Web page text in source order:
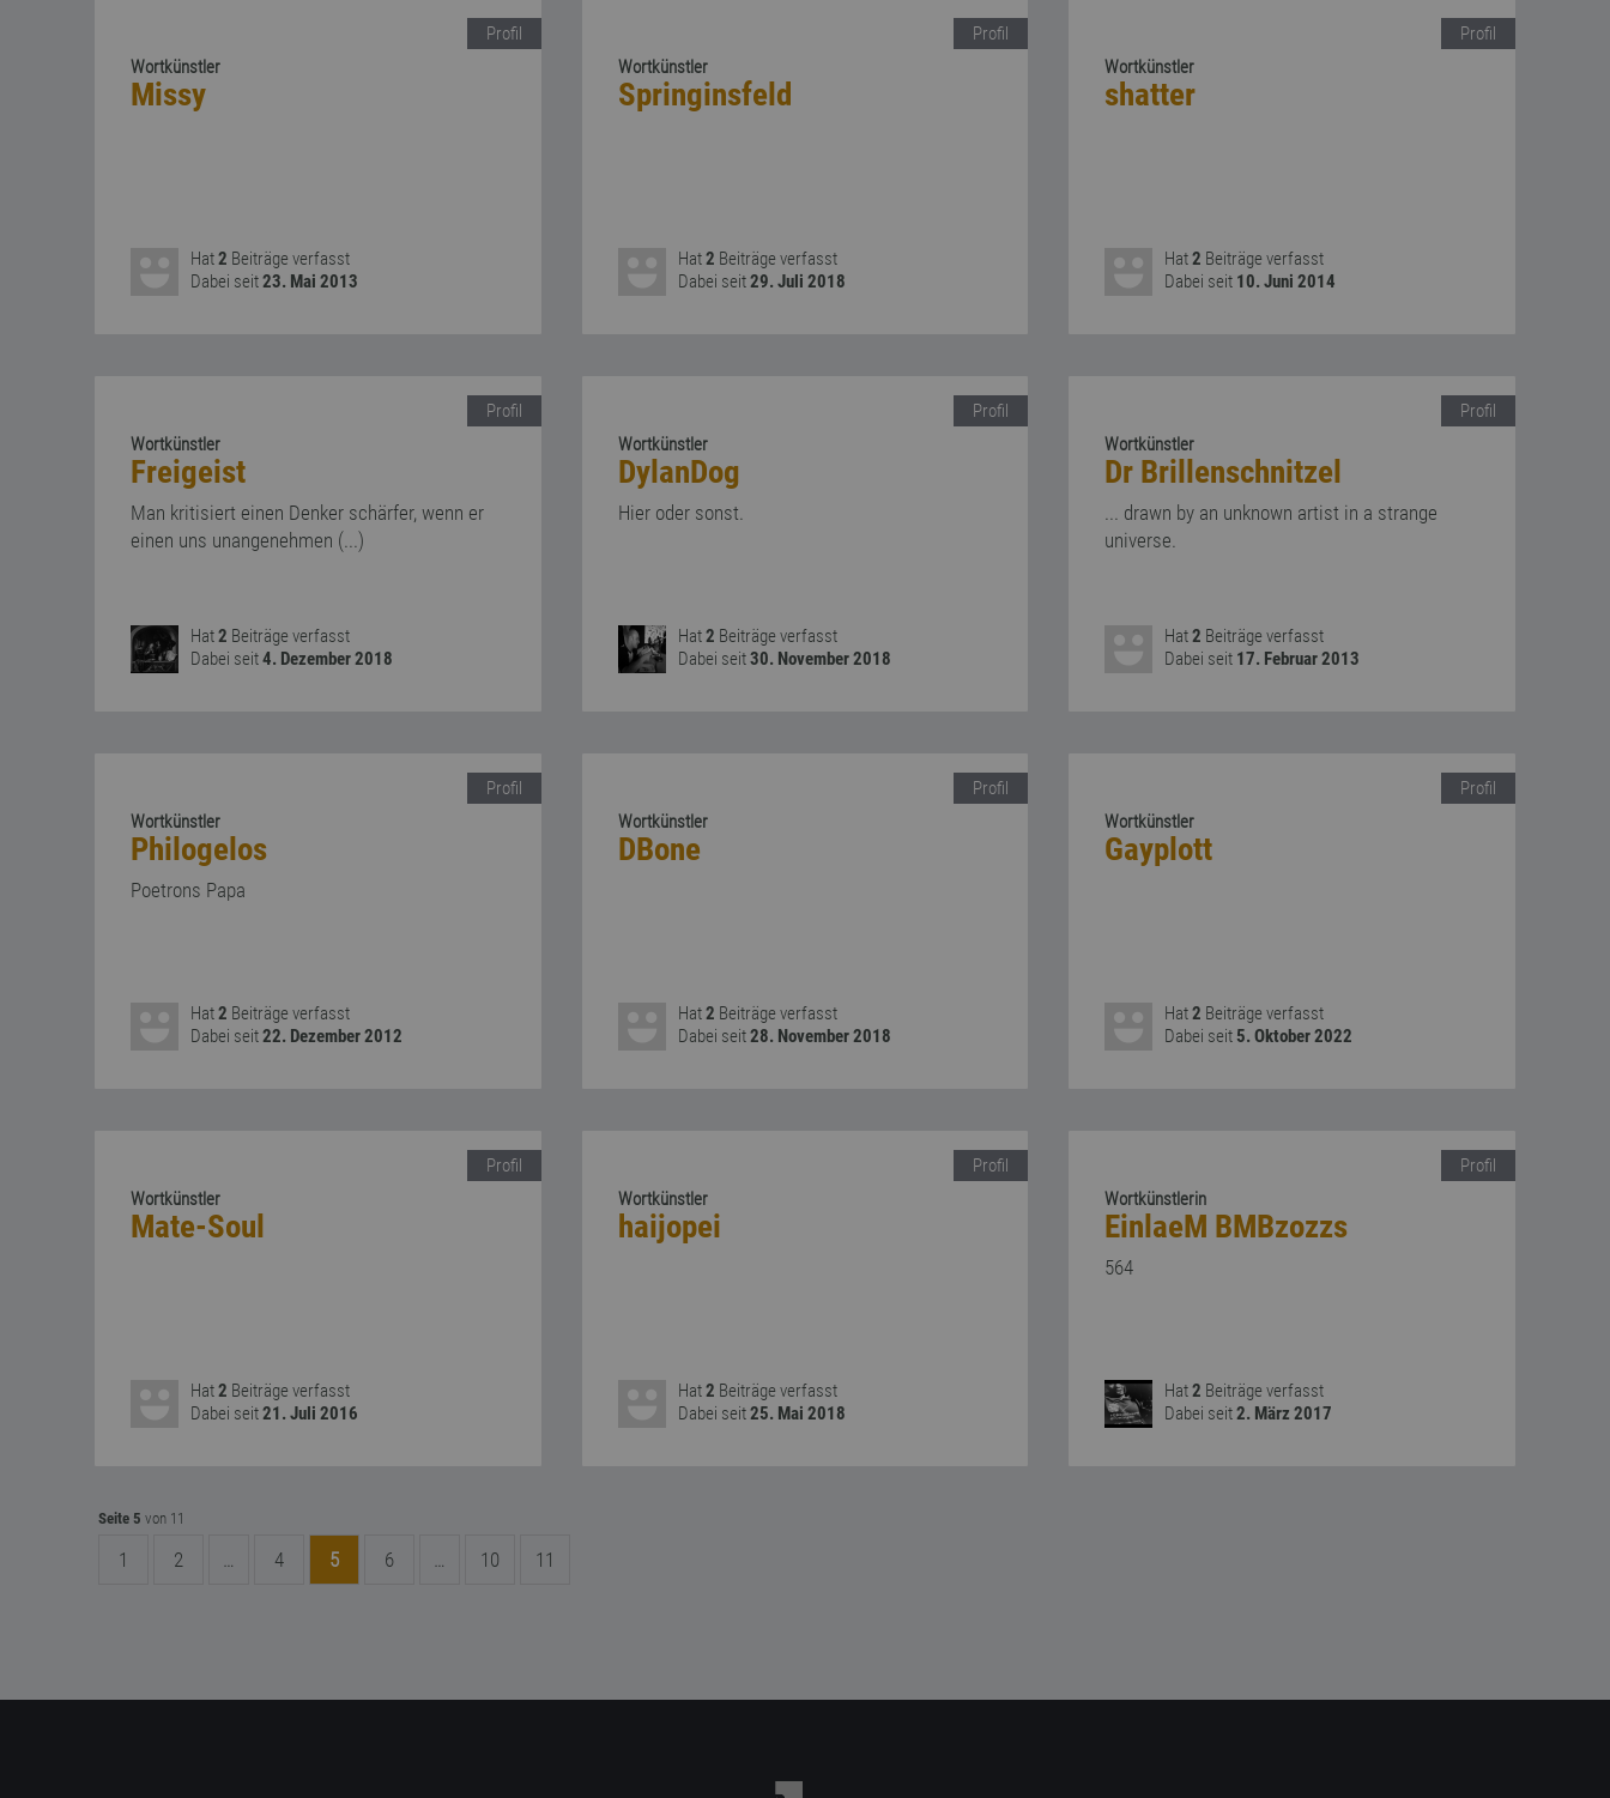
Profil
Wortkünstler
Missy
Hat2 Beiträge verfasst
Dabei seit23. Mai 2013
Profil
Wortkünstler
Springinsfeld
Hat2 Beiträge verfasst
Dabei seit29. Juli 2018
Profil
Wortkünstler
shatter
Hat2 Beiträge verfasst
Dabei seit 10. Juni 2014
Profil
Wortkünstler
Freigeist
Man kritisiert einen Denker schärfer, wenn er
einen uns unangenehmen (...)
Hat2 Beiträge verfasst
Dabei seit4. Dezember 2018
Profil
Wortkünstler
DylanDog
Hier oder sonst.
Hat2 Beiträge verfasst
Dabei seit30. November 2018
Profil
Wortkünstler
Dr Brillenschnitzel
... drawn by an unknown artist in a strange
universe.
Hat2 Beiträge verfasst
Dabei seit 17. Februar 2013
Profil
Wortkünstler
Philogelos
Poetrons Papa
Hat2 Beiträge verfasst
Dabei seit22. Dezember 2012
Profil
Wortkünstler
DBone
Hat2 Beiträge verfasst
Dabei seit28. November 2018
Profil
Wortkünstler
Gayplott
Hat2 Beiträge verfasst
Dabei seit 5. Oktober 2022
Profil
Wortkünstler
Mate-Soul
Hat2 Beiträge verfasst
Dabei seit21. Juli 2016
Profil
Wortkünstler
haijopei
Hat2 Beiträge verfasst
Dabei seit25. Mai 2018
Profil
Wortkünstlerin
EinlaeM BMBzozzs
564
Hat2 Beiträge verfasst
Dabei seit2. März 2017
Seite 5 von 11
1 2 … 4 5 6 … 10 11